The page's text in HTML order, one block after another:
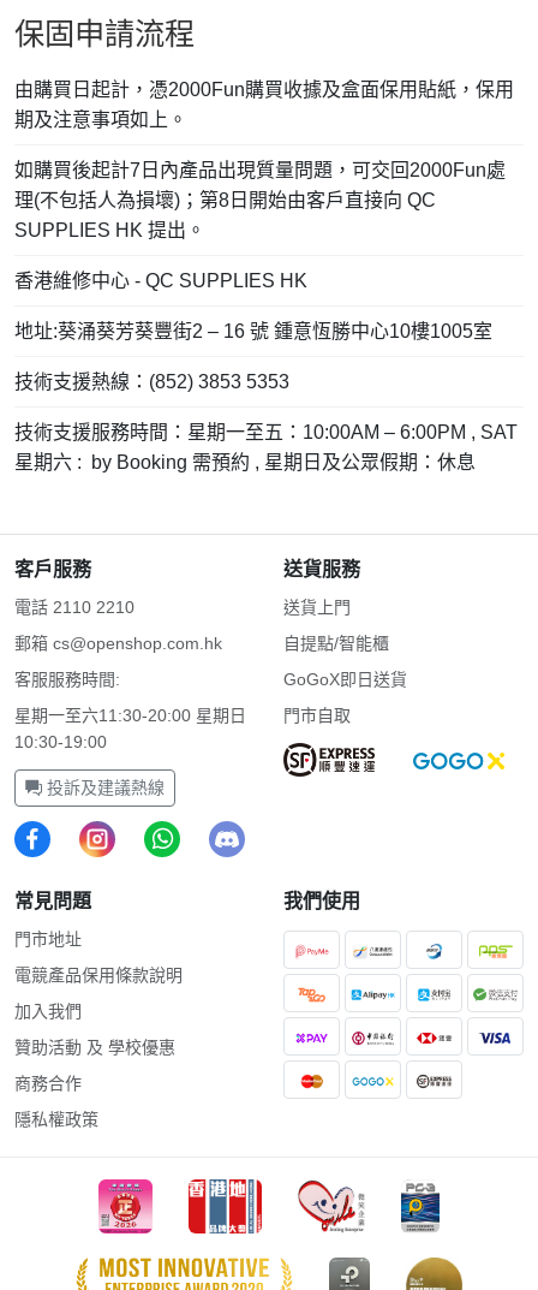
保固申請流程
由購買日起計，憑2000Fun購買收據及盒面保用貼紙，保用
期及注意事項如上。
如購買後起計7日內產品出現質量問題，可交回2000Fun處
理(不包括人為損壞)；第8日開始由客戶直接向 QC
SUPPLIES HK 提出。
香港維修中心 - QC SUPPLIES HK
地址:葵涌葵芳葵豐街2 – 16 號 鍾意恆勝中心10樓1005室
技術支援熱線：(852) 3853 5353
技術支援服務時間：星期一至五：10:00AM – 6:00PM , SAT
星期六 : by Booking 需預約 , 星期日及公眾假期：休息
客戶服務
電話 2110 2210
郵箱 cs@openshop.com.hk
客服服務時間:
星期一至六11:30-20:00 星期日
10:30-19:00
投訴及建議熱線
送貨服務
送貨上門
自提點/智能櫃
GoGoX即日送貨
門市自取
常見問題
門市地址
電競產品保用條款說明
加入我們
贊助活動 及 學校優惠
商務合作
隱私權政策
我們使用